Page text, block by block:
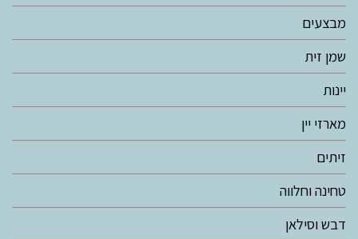
מבצעים
שמן זית
יינות
מארזי יין
זיתים
טחינה וחלווה
דבש וסילאן